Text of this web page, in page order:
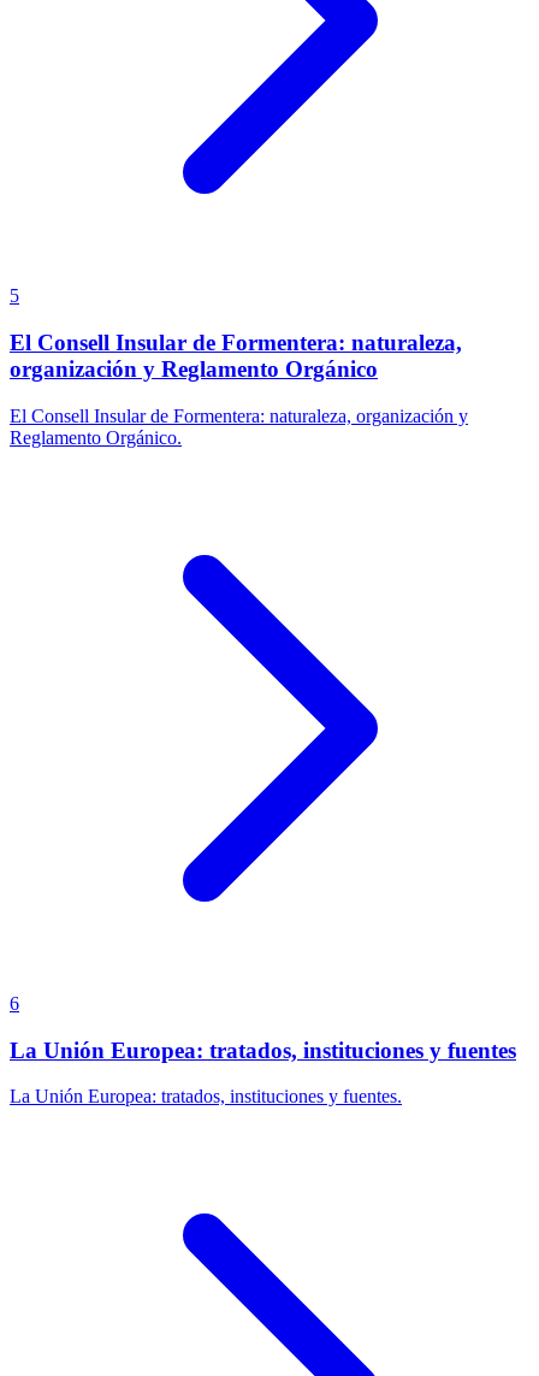
5
El Consell Insular de Formentera: naturaleza,
organización y Reglamento Orgánico
El Consell Insular de Formentera: naturaleza, organización y
Reglamento Orgánico.
6
La Unión Europea: tratados, instituciones y fuentes
La Unión Europea: tratados, instituciones y fuentes.